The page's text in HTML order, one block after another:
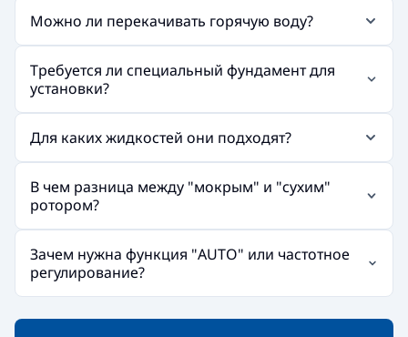
Можно ли перекачивать горячую воду?
Требуется ли специальный фундамент для
установки?
Для каких жидкостей они подходят?
В чем разница между "мокрым" и "сухим"
ротором?
Зачем нужна функция "AUTO" или частотное
регулирование?